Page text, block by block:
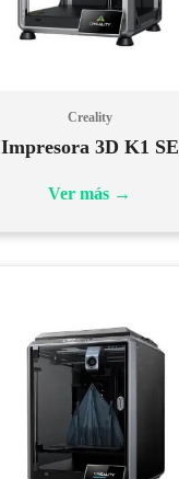
Creality
Impresora 3D K1 SE
Ver más →